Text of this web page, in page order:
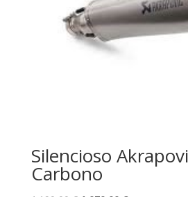
Silencioso
Carbono